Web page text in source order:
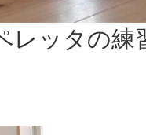
レッタの練